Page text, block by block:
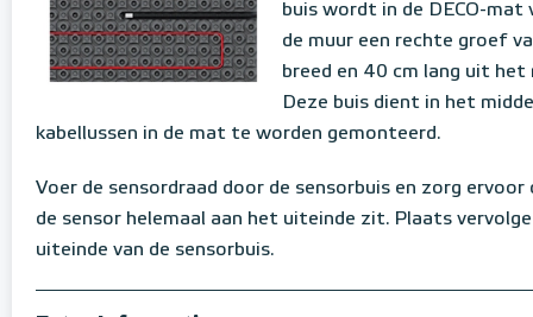
buis wordt in de DECO-
de muur een rechte groef
breed en 40 cm lang uit het
Deze buis dient in het
kabellussen in de mat te worden gemonteerd.
Voer de sensordraad door de sensorbuis en zorg
de sensor helemaal aan het uiteinde zit. Plaats
uiteinde van de sensorbuis.